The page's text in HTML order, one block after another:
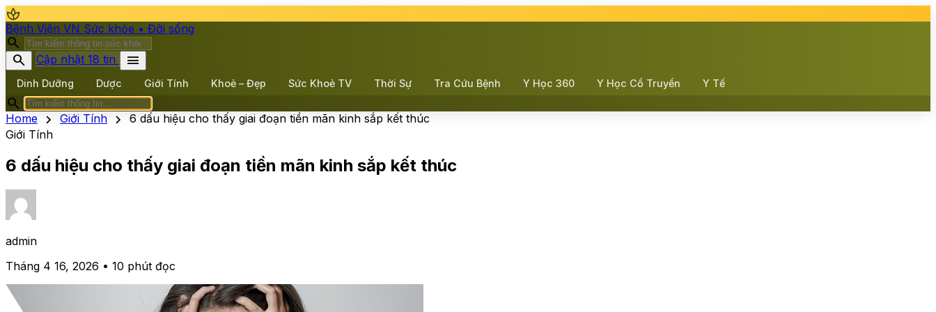
spa
Bệnh Viện VN Sức khỏe • Đời sống
search
search
Cập nhật 18 tin menu
Dinh Dưỡng Dược Giới Tính Khoẻ – Đẹp Sức Khoẻ TV Thời Sự Tra Cứu Bệnh Y Học 360 Y Học Cổ Truyền Y Tế
search
Home chevron_right Giới Tính chevron_right
6 dấu hiệu cho thấy giai đoạn tiền mãn kinh sắp kết thúc
Giới Tính
6 dấu hiệu cho thấy giai đoạn tiền mãn kinh sắp kết thúc
admin
Tháng 4 16, 2026 • 10 phút đọc